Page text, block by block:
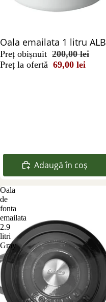
Reducere 66%
Oala emailata 1 litru ALB
Preț obișnuit 200,00 lei
Preț la ofertă 69,00 lei
Adaugă în coș
Oala
de
fonta
emailata
2.9
litri
Gray